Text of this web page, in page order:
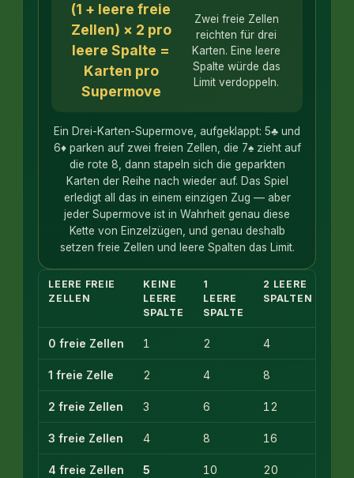
(1 + leere freie
Zellen) × 2 pro
leere Spalte =
Karten pro
Supermove
Zwei freie Zellen
reichten für drei
Karten. Eine leere
Spalte würde das
Limit verdoppeln.
Ein Drei-Karten-Supermove, aufgeklappt: 5♣ und
6♦ parken auf zwei freien Zellen, die 7♠ zieht auf
die rote 8, dann stapeln sich die geparkten
Karten der Reihe nach wieder auf. Das Spiel
erledigt all das in einem einzigen Zug — aber
jeder Supermove ist in Wahrheit genau diese
Kette von Einzelzügen, und genau deshalb
setzen freie Zellen und leere Spalten das Limit.
LEERE FREIE
ZELLEN
KEINE
LEERE
SPALTE
1
LEERE
SPALTE
2 LEERE
SPALTEN
0 freie Zellen 1 2 4
1 freie Zelle 2 4 8
2 freie Zellen 3 6 12
3 freie Zellen 4 8 16
4 freie Zellen 5 10 20